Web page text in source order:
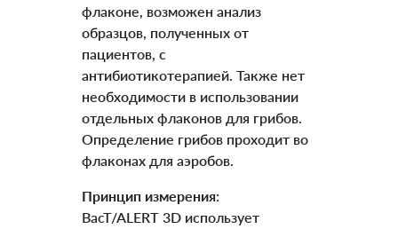
флаконе, возможен анализ
образцов, полученных от
пациентов, с
антибиотикотерапией. Также нет
необходимости в использовании
отдельных флаконов для грибов.
Определение грибов проходит во
флаконах для аэробов.
Принцип измерения:
BacT/ALERT 3D использует